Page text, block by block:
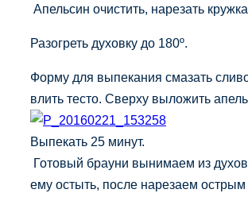
Апельсин очистить, нарезать
Разогреть духовку до 180º.
Форму для выпекания смазать
влить тесто. Сверху выложить
Выпекать 25 минут.
Готовый брауни вынимаем из
ему остыть, после нарезаем